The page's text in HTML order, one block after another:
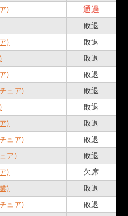
) 通過
敗退
)
敗退
敗退
)
敗退
ュア)
敗退
敗退
)
敗退
ュア)
敗退
ア)
敗退
)
欠席
)
敗退
ュア)
敗退